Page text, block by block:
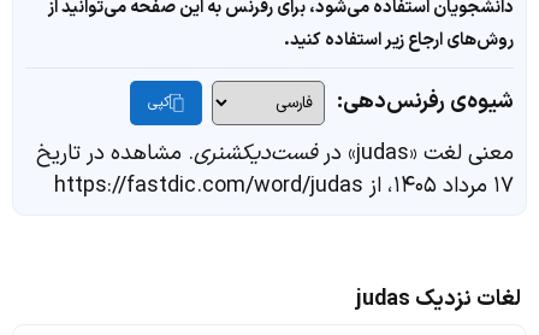
دانشجویان استفاده می‌شود، برای رفرنس به این صفحه می‌توانید از
روش‌های ارجاع زیر استفاده کنید.
شیوه‌ی رفرنس‌دهی: کپی
معنی لغت «judas» در فست‌دیکشنری. مشاهده در تاریخ
۱۷ مرداد ۱۴۰۵، از https://fastdic.com/word/judas
لغات نزدیک judas